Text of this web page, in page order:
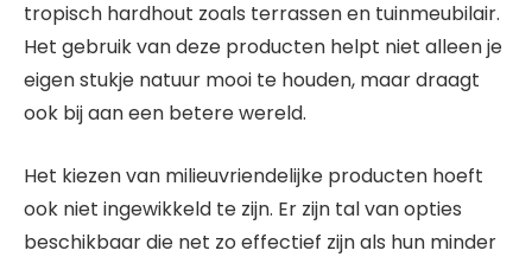
tropisch hardhout zoals terrassen en tuinmeubilair.
Het gebruik van deze producten helpt niet alleen je
eigen stukje natuur mooi te houden, maar draagt
ook bij aan een betere wereld.
Het kiezen van milieuvriendelijke producten hoeft
ook niet ingewikkeld te zijn. Er zijn tal van opties
beschikbaar die net zo effectief zijn als hun minder